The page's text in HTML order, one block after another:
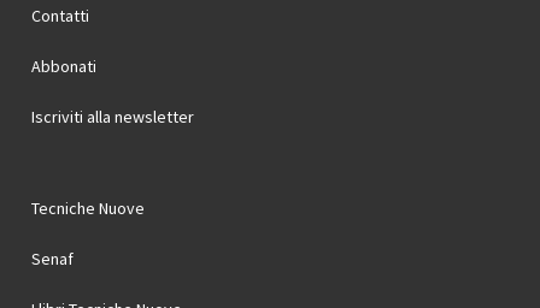
Contatti
Abbonati
Iscriviti alla newsletter
Tecniche Nuove
Senaf